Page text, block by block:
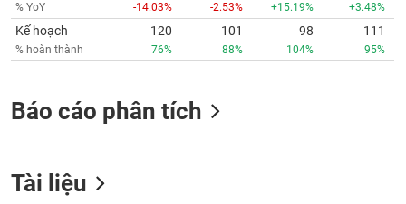
% YoY -14.03% -2.53% +15.19% +3.48%
Kế hoạch
% hoàn thành
120
76%
101
88%
98
104%
111
95%
Báo cáo phân tích
Tài liệu